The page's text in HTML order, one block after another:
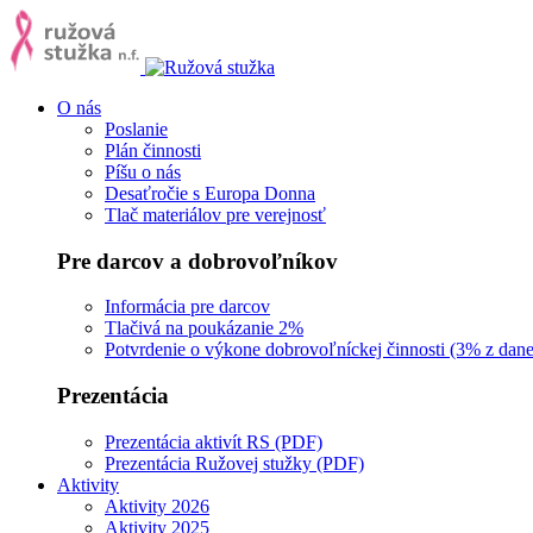
O nás
Poslanie
Plán činnosti
Píšu o nás
Desaťročie s Europa Donna
Tlač materiálov pre verejnosť
Pre darcov a dobrovoľníkov
Informácia pre darcov
Tlačivá na poukázanie 2%
Potvrdenie o výkone dobrovoľníckej činnosti (3% z
Prezentácia
Prezentácia aktivít RS (PDF)
Prezentácia Ružovej stužky (PDF)
Aktivity
Aktivity 2026
Aktivity 2025